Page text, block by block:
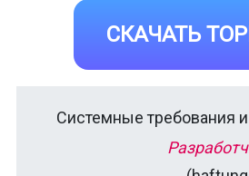
СКАЧАТЬ
Системные требования